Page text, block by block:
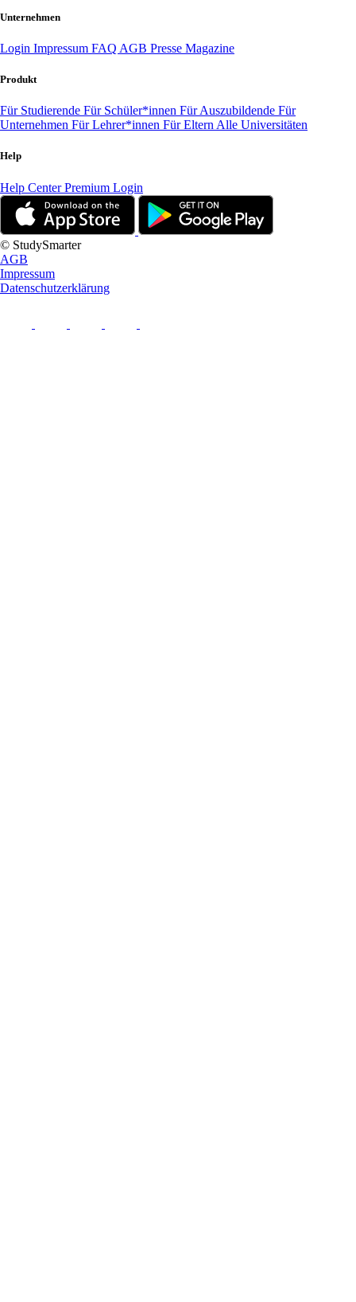
Unternehmen
Login Impressum FAQ AGB Presse Magazine
Produkt
Für Studierende Für Schüler*innen Für Auszubildende Für
Unternehmen Für Lehrer*innen Für Eltern Alle Universitäten
Help
Help CenterPremium Login
© StudySmarter
AGB
Impressum
Datenschutzerklärung